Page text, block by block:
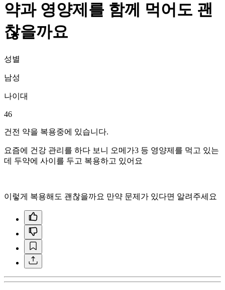
약과 영양제를 함께 먹어도 괜
찮을까요
성별
남성
나이대
46
건전 약을 복용중에 있습니다.
요즘에 건강 관리를 하다 보니 오메가3 등 영양제를 먹고 있는
데 두약에 사이를 두고 복용하고 있어요
이렇게 복용해도 괜찮을까요 만약 문제가 있다면 알려주세요